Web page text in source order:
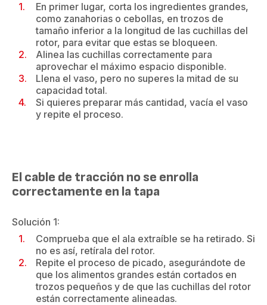
En primer lugar, corta los ingredientes grandes,
como zanahorias o cebollas, en trozos de
tamaño inferior a la longitud de las cuchillas del
rotor, para evitar que estas se bloqueen.
Alinea las cuchillas correctamente para
aprovechar el máximo espacio disponible.
Llena el vaso, pero no superes la mitad de su
capacidad total.
Si quieres preparar más cantidad, vacía el vaso
y repite el proceso.
El cable de tracción no se enrolla
correctamente en la tapa
Solución 1:
Comprueba que el ala extraíble se ha retirado. Si
no es así, retírala del rotor.
Repite el proceso de picado, asegurándote de
que los alimentos grandes están cortados en
trozos pequeños y de que las cuchillas del rotor
están correctamente alineadas.